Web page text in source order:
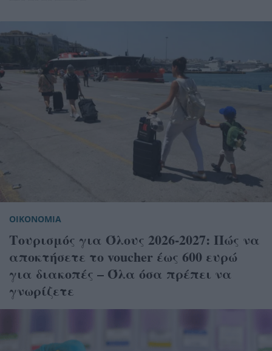
ΟΙΚΟΝΟΜΙΑ
Τουρισμός για Όλους 2026-2027: Πώς να
αποκτήσετε το voucher έως 600 ευρώ
για διακοπές – Όλα όσα πρέπει να
γνωρίζετε